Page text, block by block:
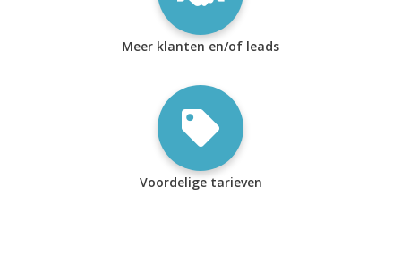
Meer klanten en/of leads
Voordelige tarieven